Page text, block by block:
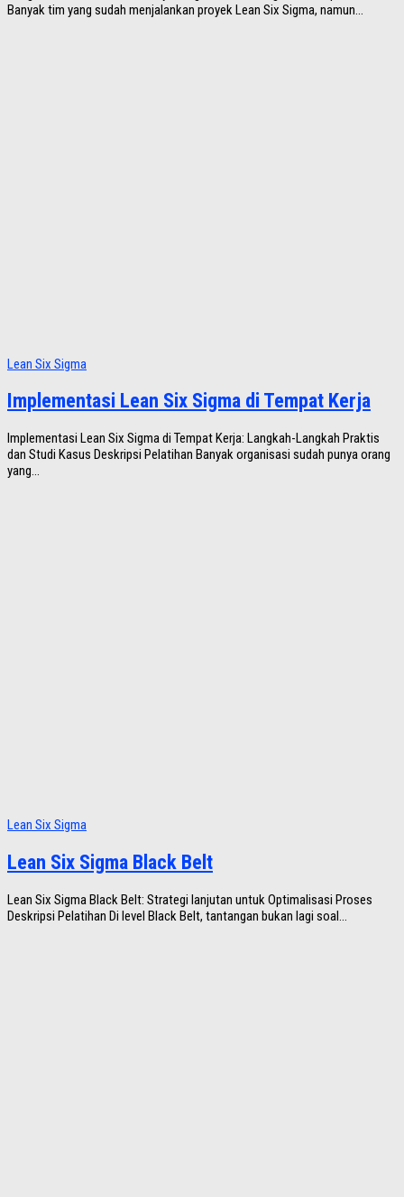
Banyak tim yang sudah menjalankan proyek Lean Six Sigma, namun...
Lean Six Sigma
Implementasi Lean Six Sigma di Tempat Kerja
Implementasi Lean Six Sigma di Tempat Kerja: Langkah-Langkah Praktis
dan Studi Kasus Deskripsi Pelatihan Banyak organisasi sudah punya orang
yang...
Lean Six Sigma
Lean Six Sigma Black Belt
Lean Six Sigma Black Belt: Strategi lanjutan untuk Optimalisasi Proses
Deskripsi Pelatihan Di level Black Belt, tantangan bukan lagi soal...